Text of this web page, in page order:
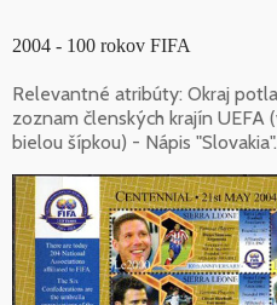
2004 - 100 rokov FIFA
Relevantné atribúty: Okraj
zoznam členských krajín
bielou šípkou) - Nápis "Slovakia".